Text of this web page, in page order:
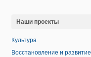
Наши проекты
Культура
Восстановление и развитие